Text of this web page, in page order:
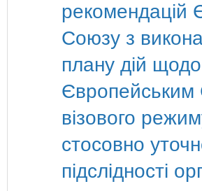
рекомендацій
Союзу з
плану дій щодо
візового
стосовно
підслідності